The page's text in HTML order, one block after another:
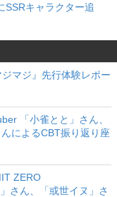
SSRキャラクター追
マジ』先行体験レポー
「小雀とと」さん、
によるCBT振り返り座
ZERO
さん、「或世イヌ」さ